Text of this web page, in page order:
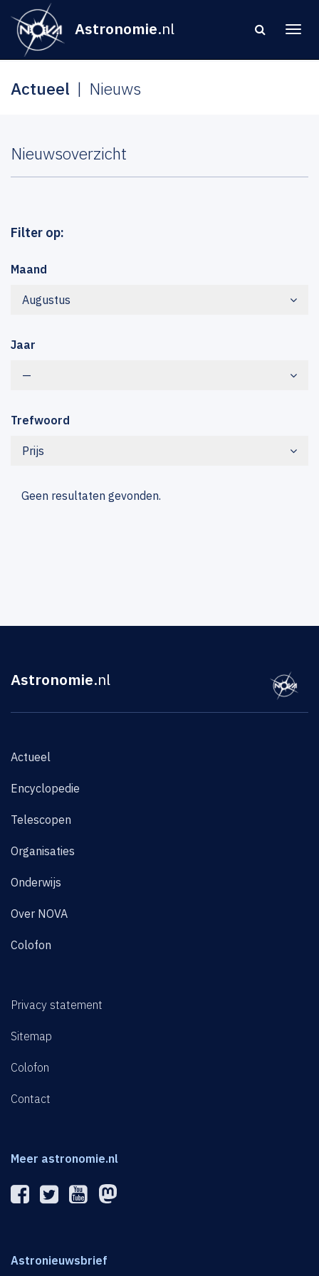
Astronomie.nl
Actueel Nieuws
Nieuwsoverzicht
Filter op:
Maand
Augustus
Jaar
—
Trefwoord
Prijs
Geen resultaten gevonden.
Astronomie.nl
Actueel
Encyclopedie
Telescopen
Organisaties
Onderwijs
Over NOVA
Colofon
Privacy statement
Sitemap
Colofon
Contact
Meer astronomie.nl
Astronieuwsbrief